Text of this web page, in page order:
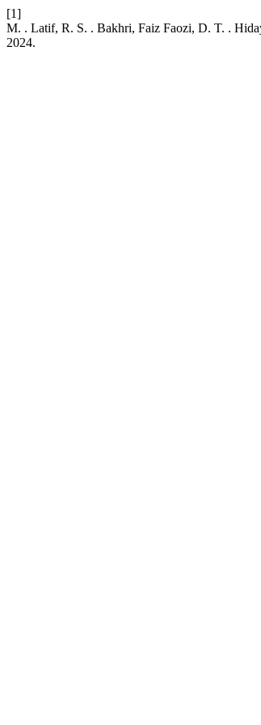
[1]
M. . Latif, R. S. . Bakhri, Faiz Faozi, D. T. .
2024.